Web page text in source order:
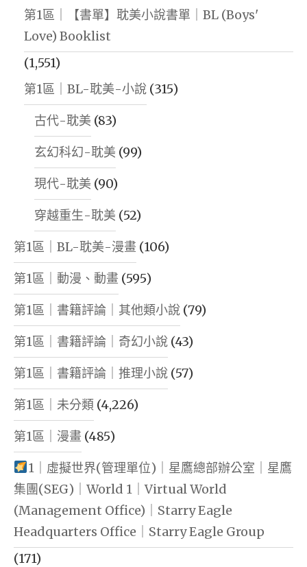
第1區｜【書單】耽美小說書單｜BL (Boys'
Love) Booklist
(1,551)
第1區｜BL-耽美-小說 (315)
古代-耽美 (83)
玄幻科幻-耽美 (99)
現代-耽美 (90)
穿越重生-耽美 (52)
第1區｜BL-耽美-漫畫 (106)
第1區｜動漫、動畫 (595)
第1區｜書籍評論｜其他類小說 (79)
第1區｜書籍評論｜奇幻小說 (43)
第1區｜書籍評論｜推理小說 (57)
第1區｜未分類 (4,226)
第1區｜漫畫 (485)
1｜虛擬世界(管理單位)｜星鷹總部辦公室｜星鷹
集團(SEG)｜World 1｜Virtual World
(Management Office)｜Starry Eagle
Headquarters Office｜Starry Eagle Group
(171)